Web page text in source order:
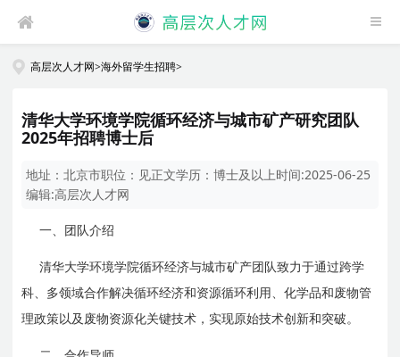
高层次人才网>海外留学生招聘>
清华大学环境学院循环经济与城市矿产研究团队
2025年招聘博士后
地址：北京市职位： 见正文学历：博士及以上时间:2025-06-25
编辑:高层次人才网
一、团队介绍
清华大学环境学院循环经济与城市矿产团队致力于通过跨学
科、多领域合作解决循环经济和资源循环利用、化学品和废物管
理政策以及废物资源化关键技术，实现原始技术创新和突破。